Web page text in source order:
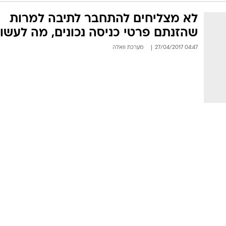
לא מצליחים להתחבר לתיבה למרות
שהזנתם פרטי כניסה נכונים, מה
04:47 27/04/2017 מערכת וואלה